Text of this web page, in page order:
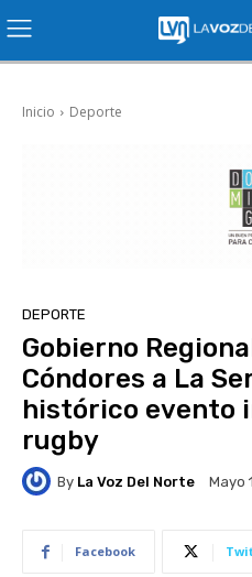
Inicio Deporte
DEPORTE
Gobierno
Cóndores a La
histórico evento
rugby
By La Voz Del Norte Mayo
Facebook